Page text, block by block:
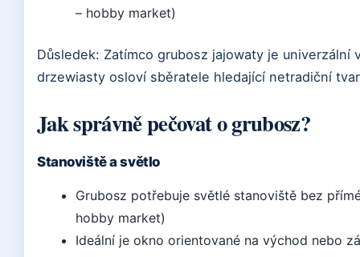
– hobby market)
Důsledek: Zatímco grubosz jajowaty je univerzální
drzewiasty osloví sběratele hledající netradiční
Jak správně pečovat o grubosz?
Stanoviště a světlo
Grubosz potřebuje světlé stanoviště bez
hobby market)
Ideální je okno orientované na východ nebo